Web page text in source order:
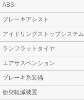
ABS
ブレーキアシスト
アイドリングストップシステム
ランフラットタイヤ
エアサスペンション
ブレーキ系装備
衝突軽減装置